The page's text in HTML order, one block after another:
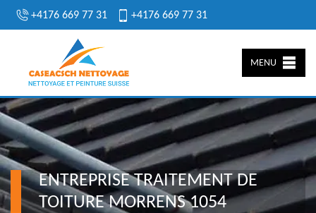
+4176 669 77 31 +4176 669 77 31
MENU
ENTREPRISE TRAITEMENT DE
TOITURE MORRENS 1054